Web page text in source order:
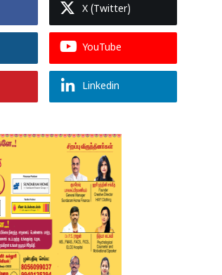
X (Twitter)
YouTube
Linkedin